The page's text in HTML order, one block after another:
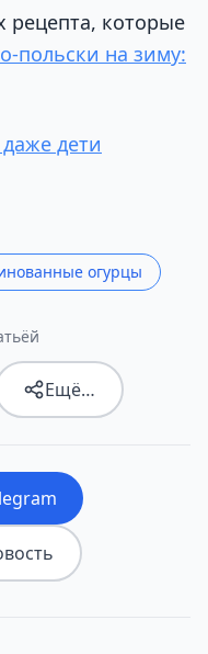
рецепта, которые
польски на зиму:
дети
огурцы
Ещё…